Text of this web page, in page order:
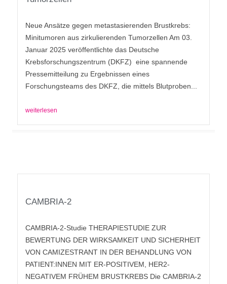
Neue Ansätze gegen metastasierenden Brustkrebs:
Minitumoren aus zirkulierenden Tumorzellen Am 03.
Januar 2025 veröffentlichte das Deutsche
Krebsforschungszentrum (DKFZ) eine spannende
Pressemitteilung zu Ergebnissen eines
Forschungsteams des DKFZ, die mittels Blutproben...
weiterlesen
CAMBRIA-2
CAMBRIA-2-Studie THERAPIESTUDIE ZUR
BEWERTUNG DER WIRKSAMKEIT UND SICHERHEIT
VON CAMIZESTRANT IN DER BEHANDLUNG VON
PATIENT:INNEN MIT ER-POSITIVEM, HER2-
NEGATIVEM FRÜHEM BRUSTKREBS Die CAMBRIA-2